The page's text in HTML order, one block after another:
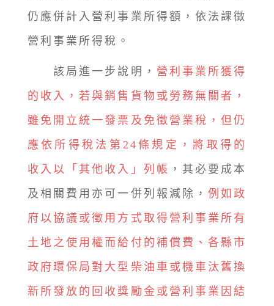
仍應併計入營利事業所得額，依法課徵
營利事業所得稅。
該局進一步說明， 營利事業所獲得
的收入，若與銷售貨物或勞務無關者，
雖免開立統一發票及免徵營業稅，但仍
應依所得稅法第24條規定，將取得的
收入以「其他收入」列帳 ，其必要成本
及相關費用亦可一併列報減除，例如政
府以協議或徵用方式取得營利事業所有
土地之使用權而給付的補償費、各縣市
政府環保局對大型柴油車或機車汰舊換
新所發放的回收獎勵金或營利事業因結